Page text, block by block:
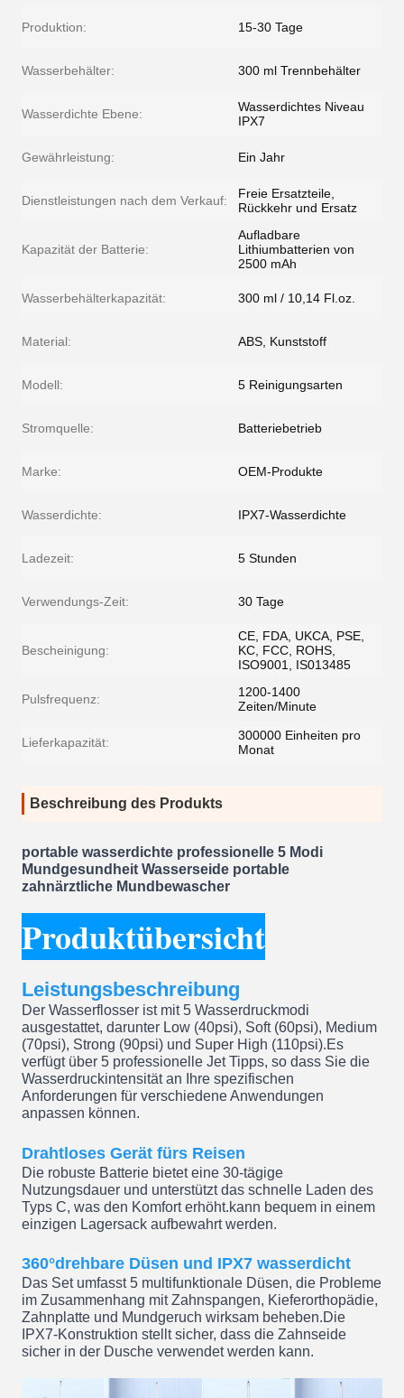
Produktion: 15-30 Tage
Wasserbehälter: 300 ml Trennbehälter
Wasserdichte Ebene:
Wasserdichtes Niveau
IPX7
Gewährleistung: Ein Jahr
Dienstleistungen nach dem Verkauf:
Freie Ersatzteile,
Rückkehr und Ersatz
Kapazität der Batterie:
Aufladbare
Lithiumbatterien von
2500 mAh
Wasserbehälterkapazität: 300 ml / 10,14 Fl.oz.
Material: ABS, Kunststoff
Modell: 5 Reinigungsarten
Stromquelle: Batteriebetrieb
Marke: OEM-Produkte
Wasserdichte: IPX7-Wasserdichte
Ladezeit: 5 Stunden
Verwendungs-Zeit: 30 Tage
Bescheinigung:
CE, FDA, UKCA, PSE,
KC, FCC, ROHS,
ISO9001, IS013485
Pulsfrequenz:
1200-1400
Zeiten/Minute
Lieferkapazität:
300000 Einheiten pro
Monat
Beschreibung des Produkts
portable wasserdichte professionelle 5 Modi
Mundgesundheit Wasserseide portable
zahnärztliche Mundbewascher
Produktübersicht
Leistungsbeschreibung
Der Wasserflosser ist mit 5 Wasserdruckmodi
ausgestattet, darunter Low (40psi), Soft (60psi), Medium
(70psi), Strong (90psi) und Super High (110psi).Es
verfügt über 5 professionelle Jet Tipps, so dass Sie die
Wasserdruckintensität an Ihre spezifischen
Anforderungen für verschiedene Anwendungen
anpassen können.
Drahtloses Gerät fürs Reisen
Die robuste Batterie bietet eine 30-tägige
Nutzungsdauer und unterstützt das schnelle Laden des
Typs C, was den Komfort erhöht.kann bequem in einem
einzigen Lagersack aufbewahrt werden.
360°drehbare Düsen und IPX7 wasserdicht
Das Set umfasst 5 multifunktionale Düsen, die Probleme
im Zusammenhang mit Zahnspangen, Kieferorthopädie,
Zahnplatte und Mundgeruch wirksam beheben.Die
IPX7-Konstruktion stellt sicher, dass die Zahnseide
sicher in der Dusche verwendet werden kann.